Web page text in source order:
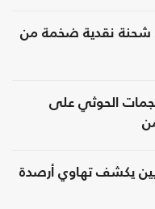
شحنة نقدية ضخمة من
الحوثي على
يكشف تهاوي أرصدة